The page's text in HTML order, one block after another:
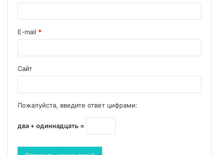
E-mail *
Сайт
Пожалуйста, введите ответ цифрами:
два + одиннадцать =